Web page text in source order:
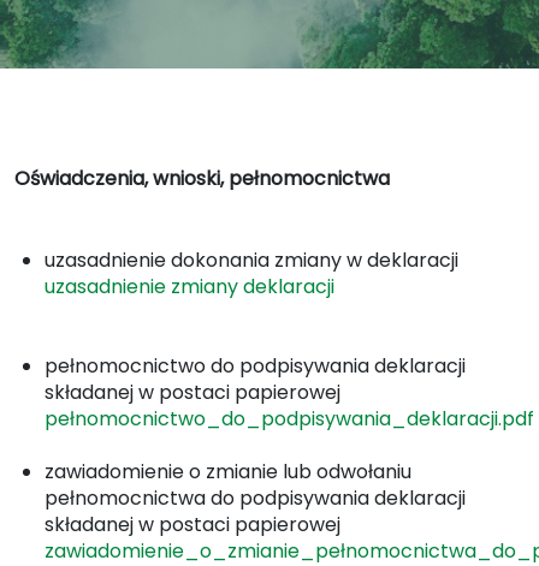
Oświadczenia, wnioski, pełnomocnictwa
uzasadnienie dokonania zmiany w deklaracji
uzasadnienie zmiany deklaracji
pełnomocnictwo do podpisywania deklaracji
składanej w postaci papierowej
pełnomocnictwo_do_podpisywania_deklaracji.pdf
zawiadomienie o zmianie lub odwołaniu
pełnomocnictwa do podpisywania deklaracji
składanej w postaci papierowej